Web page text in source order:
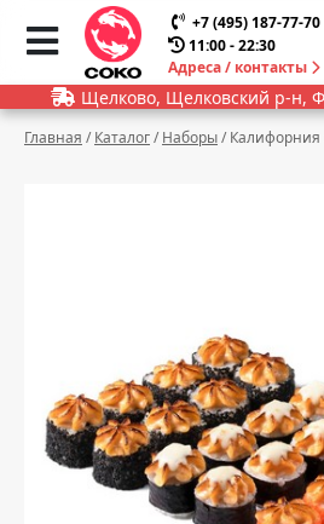
+7 (495) 187-77-70
11:00 - 22:30
Адреса / контакты
Щелково, Щелковский р-н,
Главная / Каталог/ Наборы/ Калифорния